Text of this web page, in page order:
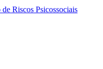
Riscos Psicossociais